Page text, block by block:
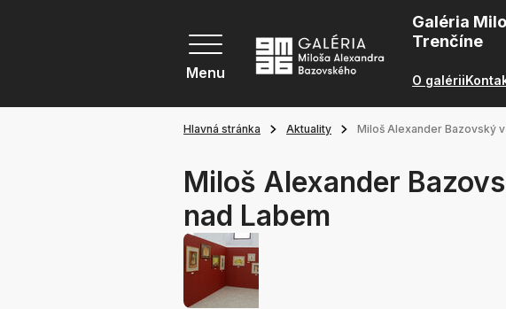
Menu
Galéria
Trenčíne
O galérii
Hlavná stránka Aktuality Miloš Alexander Bazovský
Miloš Alexander
nad Labem